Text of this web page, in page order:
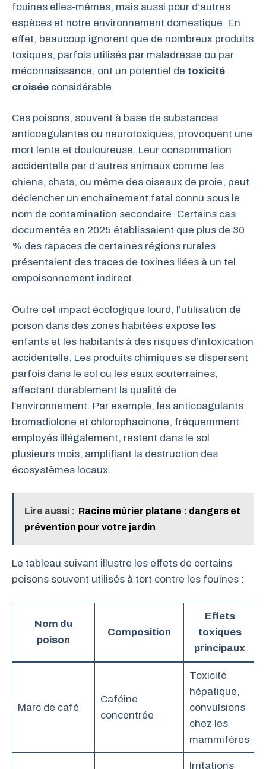
fouines elles-mêmes, mais aussi pour d’autres
espèces et notre environnement domestique. En
effet, beaucoup ignorent que de nombreux produits
toxiques, parfois utilisés par maladresse ou par
méconnaissance, ont un potentiel de toxicité
croisée considérable.
Ces poisons, souvent à base de substances
anticoagulantes ou neurotoxiques, provoquent une
mort lente et douloureuse. Leur consommation
accidentelle par d’autres animaux comme les
chiens, chats, ou même des oiseaux de proie, peut
déclencher un enchaînement fatal connu sous le
nom de contamination secondaire. Certains cas
documentés en 2025 établissaient que plus de 30
% des rapaces de certaines régions rurales
présentaient des traces de toxines liées à un tel
empoisonnement indirect.
Outre cet impact écologique lourd, l’utilisation de
poison dans des zones habitées expose les
enfants et les habitants à des risques d’intoxication
accidentelle. Les produits chimiques se dispersent
parfois dans le sol ou les eaux souterraines,
affectant durablement la qualité de
l’environnement. Par exemple, les anticoagulants
bromadiolone et chlorophacinone, fréquemment
employés illégalement, restent dans le sol
plusieurs mois, amplifiant la destruction des
écosystèmes locaux.
Lire aussi : Racine mûrier platane : dangers et
prévention pour votre jardin
Le tableau suivant illustre les effets de certains
poisons souvent utilisés à tort contre les fouines :
Nom du
poison
Composition
Effets
toxiques
principaux
Marc de café
Caféine
concentrée
Toxicité
hépatique,
convulsions
chez les
mammifères
Irritations